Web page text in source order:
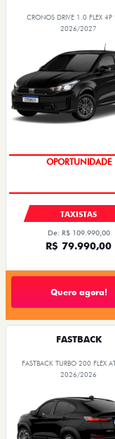
CRONOS DRIVE 1.0 FLEX
2026/2027
OPORTUNIDADE
TAXISTAS
De: R$ 109.990,00
R$ 79.990,00
Quero agora!
FASTBACK
FASTBACK TURBO 200 FLEX
2026/2026